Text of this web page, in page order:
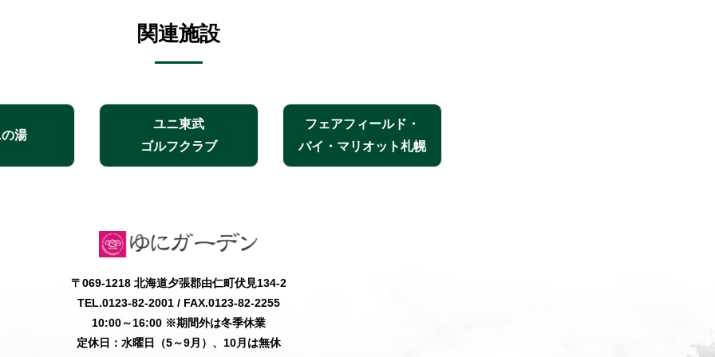
関連施設
湯
ユニ東武
ゴルフクラブ
フェアフィールド・
バイ・マリオット札幌
〒069-1218 北海道夕張郡由仁町伏見134-2
TEL.0123-82-2001 / FAX.0123-82-2255
10:00～16:00 ※期間外は冬季休業
定休日：水曜日（5～9月）、10月は無休